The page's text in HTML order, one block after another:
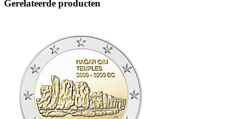
Gerelateerde producten